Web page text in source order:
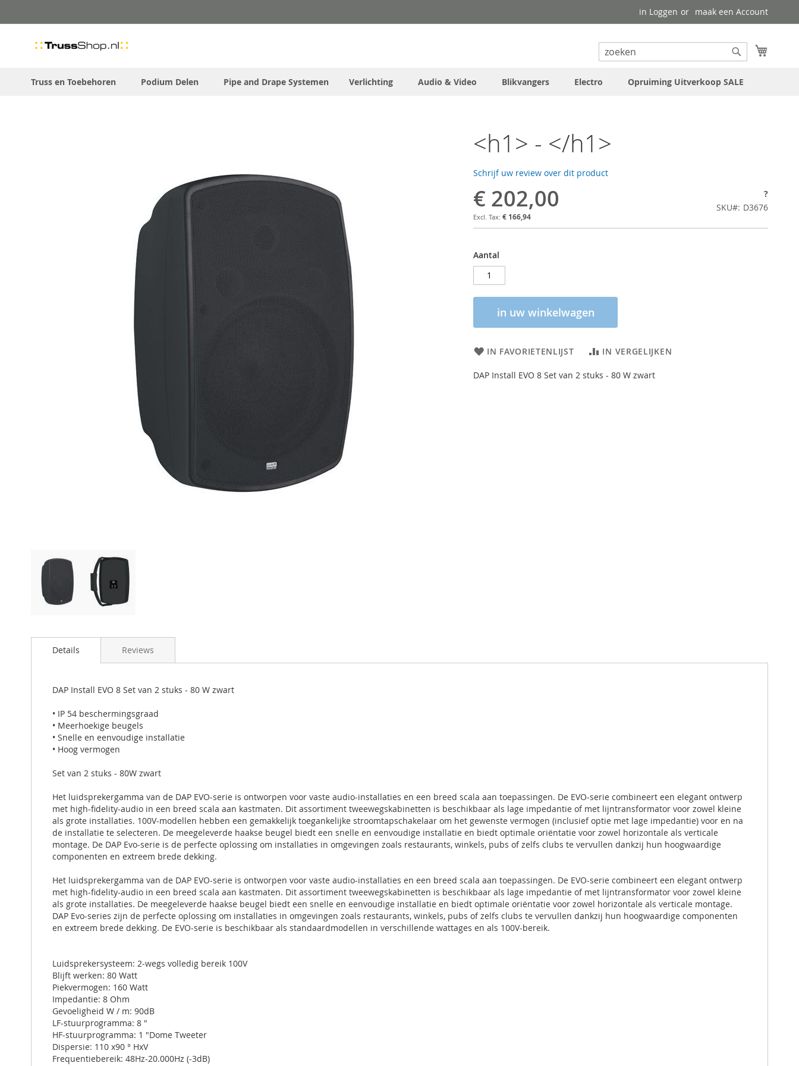
to
in Loggen maak een Account
Search
Truss en Toebehoren
Podium Delen Pipe and Drape Systemen Verlichting Audio & Video Blikvangers Electro Opruiming Uitverkoop SALE
<h1> - </h1>
Schrijf uw review over dit product
€ 202,00
€ 166,94
?
SKU
D3676
Aantal
in uw winkelwagen
IN FAVORIETENLIJST IN VERGELIJKEN
DAP Install EVO 8 Set van 2 stuks - 80 W zwart
Details Reviews
DAP Install EVO 8 Set van 2 stuks - 80 W zwart
• IP 54 beschermingsgraad
• Meerhoekige beugels
• Snelle en eenvoudige installatie
• Hoog vermogen
Set van 2 stuks - 80W zwart
Het luidsprekergamma van de DAP EVO-serie is ontworpen voor vaste audio-installaties en een breed scala aan toepassingen. De EVO-serie combineert een elegant ontwerp
met high-fidelity-audio in een breed scala aan kastmaten. Dit assortiment tweewegskabinetten is beschikbaar als lage impedantie of met lijntransformator voor zowel kleine
als grote installaties. 100V-modellen hebben een gemakkelijk toegankelijke stroomtapschakelaar om het gewenste vermogen (inclusief optie met lage impedantie) voor en na
de installatie te selecteren. De meegeleverde haakse beugel biedt een snelle en eenvoudige installatie en biedt optimale oriëntatie voor zowel horizontale als verticale
montage. De DAP Evo-serie is de perfecte oplossing om installaties in omgevingen zoals restaurants, winkels, pubs of zelfs clubs te vervullen dankzij hun hoogwaardige
componenten en extreem brede dekking.
Het luidsprekergamma van de DAP EVO-serie is ontworpen voor vaste audio-installaties en een breed scala aan toepassingen. De EVO-serie combineert een elegant ontwerp
met high-fidelity-audio in een breed scala aan kastmaten. Dit assortiment tweewegskabinetten is beschikbaar als lage impedantie of met lijntransformator voor zowel kleine
als grote installaties. De meegeleverde haakse beugel biedt een snelle en eenvoudige installatie en biedt optimale oriëntatie voor zowel horizontale als verticale montage.
DAP Evo-series zijn de perfecte oplossing om installaties in omgevingen zoals restaurants, winkels, pubs of zelfs clubs te vervullen dankzij hun hoogwaardige componenten
en extreem brede dekking. De EVO-serie is beschikbaar als standaardmodellen in verschillende wattages en als 100V-bereik.
Luidsprekersysteem: 2-wegs volledig bereik 100V
Blijft werken: 80 Watt
Piekvermogen: 160 Watt
Impedantie: 8 Ohm
Gevoeligheid W / m: 90dB
LF-stuurprogramma: 8 "
HF-stuurprogramma: 1 "Dome Tweeter
Dispersie: 110 x90 ° HxV
Frequentiebereik: 48Hz-20.000Hz (-3dB)